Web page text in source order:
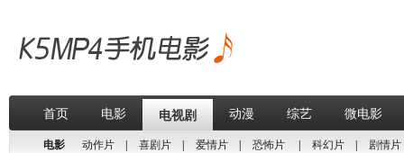
首页 电影 电视剧 动漫 综艺 微电影
电影 动作片 | 喜剧片 | 爱情片 | 恐怖片 | 科幻片 | 剧情片